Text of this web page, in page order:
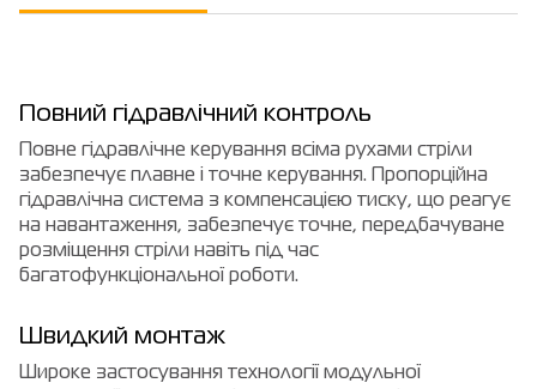
Повний гідравлічний контроль
Повне гідравлічне керування всіма рухами стріли
забезпечує плавне і точне керування. Пропорційна
гідравлічна система з компенсацією тиску, що реагує
на навантаження, забезпечує точне, передбачуване
розміщення стріли навіть під час
багатофункціональної роботи.
Швидкий монтаж
Широке застосування технології модульної